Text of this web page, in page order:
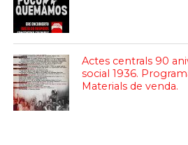
Actes centrals 90
social 1936.
Materials de venda.